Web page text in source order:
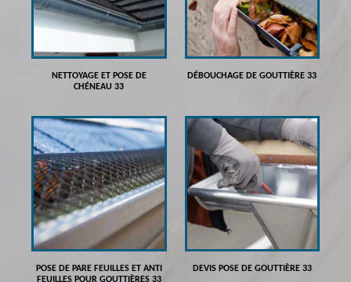
NETTOYAGE ET POSE DE
CHÉNEAU 33
DÉBOUCHAGE DE GOUTTIÈRE 33
POSE DE PARE FEUILLES ET ANTI
FEUILLES POUR GOUTTIÈRES 33
DEVIS POSE DE GOUTTIÈRE 33